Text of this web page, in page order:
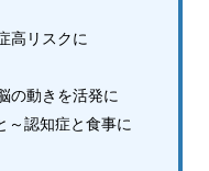
高リスクに
の動きを活発に
～認知症と食事に